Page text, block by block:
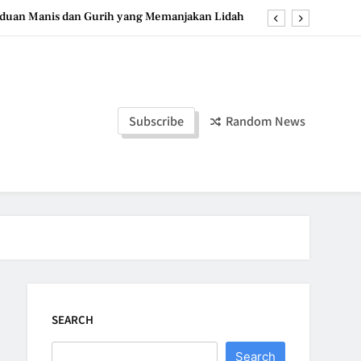
Manis dan Gurih yang Memanjakan Lidah
Dessert Timur Tengah yang Makin Digemari
Stroberi: Dessert Sehat dengan Tekstur Unik
Subscribe Random News
SEARCH
Search